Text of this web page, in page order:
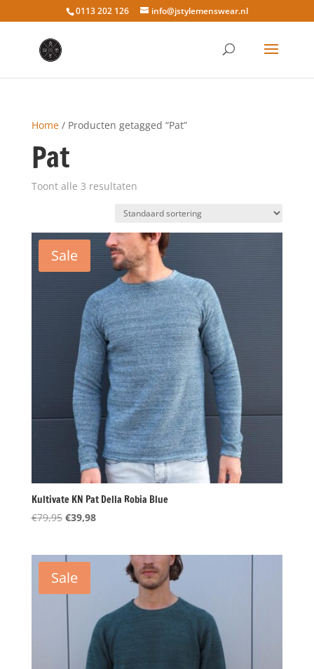
0113 202 126 info@jstylemenswear.nl
Home/ Producten getagged “Pat”
Pat
Toont alle 3 resultaten
Sale
Kultivate KN Pat Della Robia Blue
€79,95 Oorspronkelijke
€79,95.
€39,98Huidige
€39,98.
Sale